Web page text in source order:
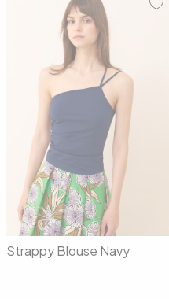
02
Strappy Blouse Navy